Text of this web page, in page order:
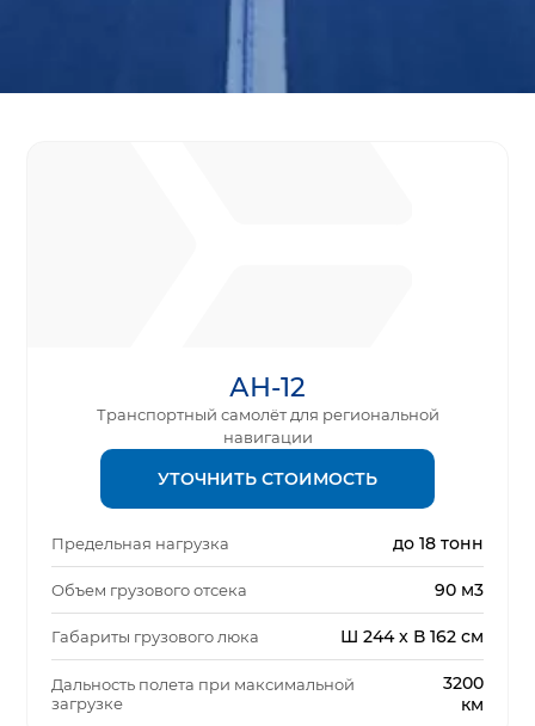
АН-12
Транспортный самолёт для региональной
навигации
УТОЧНИТЬ СТОИМОСТЬ
Предельная нагрузка до 18 тонн
Объем грузового отсека 90 м3
Габариты грузового люка Ш 244 x В 162 см
Дальность полета при максимальной
загрузке
3200
км